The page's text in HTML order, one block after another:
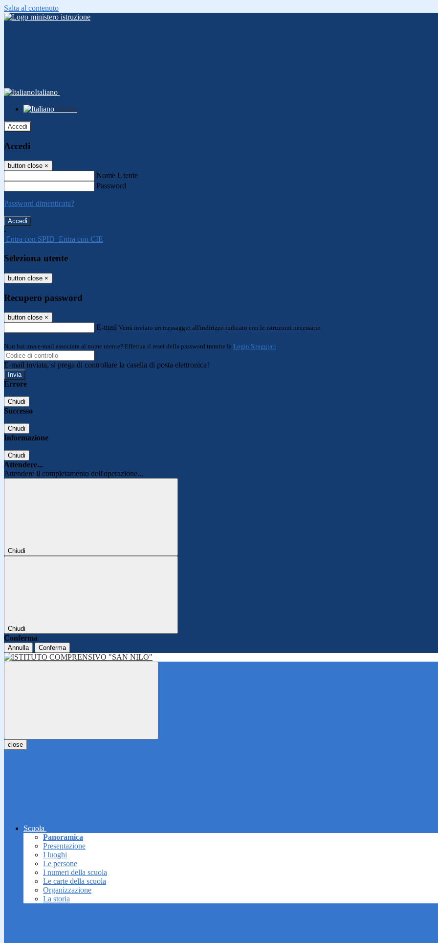
Salta al contenuto
Italiano
Italiano
Accedi
Accedi
button close ×
Nome Utente
Password
Password dimenticata?
-
Entra con SPID Entra con CIE
Seleziona utente
button close ×
Recupero password
button close ×
E-mail Verrà inviato un messaggio all'indirizzo indicato con le istruzioni necessarie.
Non hai una e-mail associata al nome utente? Effettua il reset della password tramite la Login Spaggiari
E-mail inviata, si prega di controllare la casella di posta elettronica!
Errore
Chiudi
Successo
Chiudi
Informazione
Chiudi
Attendere...
Attendere il completamento dell'operazione...
Chiudi
Chiudi
Conferma
Annulla Conferma
close
Scuola
Panoramica
Presentazione
I luoghi
Le persone
I numeri della scuola
Le carte della scuola
Organizzazione
La storia